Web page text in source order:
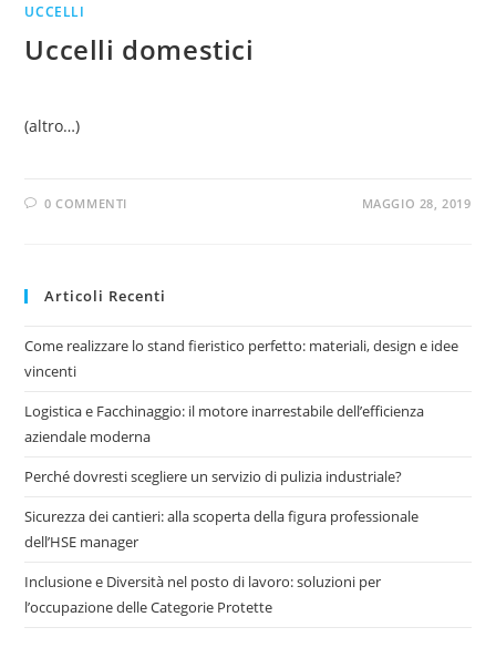
UCCELLI
Uccelli domestici
(altro…)
0 COMMENTI MAGGIO 28, 2019
Articoli Recenti
Come realizzare lo stand fieristico perfetto: materiali, design e idee
vincenti
Logistica e Facchinaggio: il motore inarrestabile dell’efficienza
aziendale moderna
Perché dovresti scegliere un servizio di pulizia industriale?
Sicurezza dei cantieri: alla scoperta della figura professionale
dell’HSE manager
Inclusione e Diversità nel posto di lavoro: soluzioni per
l’occupazione delle Categorie Protette